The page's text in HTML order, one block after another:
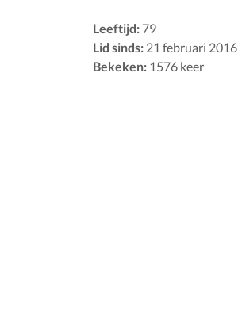
Leeftijd: 79
Lid sinds: 21 februari 2016
Bekeken: 1576 keer